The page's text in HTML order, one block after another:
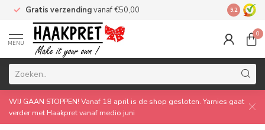
Gratis verzendingvanaf €50,00 Made by
9.2
MENU
0
WIJ GAAN STOPPEN! Vanaf 18 april is de shop gesloten. Yarnies gaat
verder met Haakpret vanaf medio juni